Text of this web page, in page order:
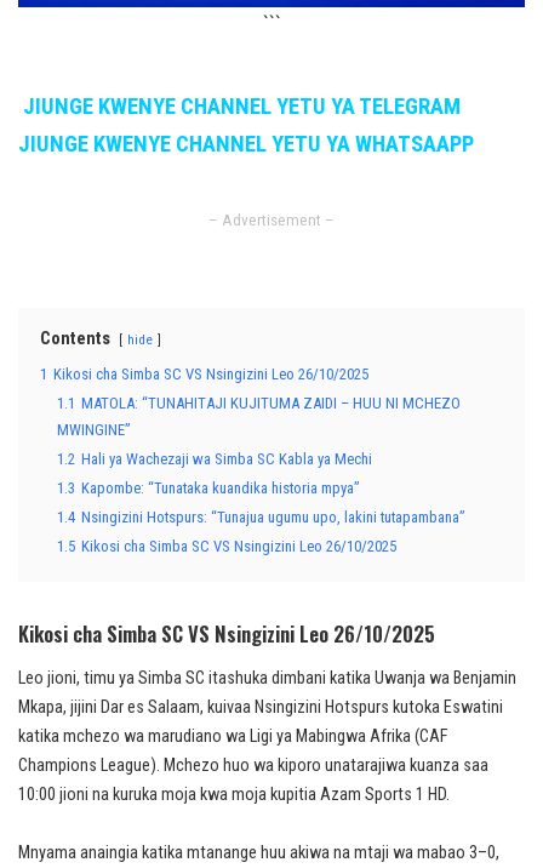
```
JIUNGE KWENYE CHANNEL YETU YA TELEGRAM
JIUNGE KWENYE CHANNEL YETU YA WHATSAAPP
– Advertisement –
Contents hide
1 Kikosi cha Simba SC VS Nsingizini Leo 26/10/2025
1.1 MATOLA: “TUNAHITAJI KUJITUMA ZAIDI – HUU NI MCHEZO
MWINGINE”
1.2 Hali ya Wachezaji wa Simba SC Kabla ya Mechi
1.3 Kapombe: “Tunataka kuandika historia mpya”
1.4 Nsingizini Hotspurs: “Tunajua ugumu upo, lakini tutapambana”
1.5 Kikosi cha Simba SC VS Nsingizini Leo 26/10/2025
Kikosi cha Simba SC VS Nsingizini Leo 26/10/2025
Leo jioni, timu ya Simba SC itashuka dimbani katika Uwanja wa Benjamin
Mkapa, jijini Dar es Salaam, kuivaa Nsingizini Hotspurs kutoka Eswatini
katika mchezo wa marudiano wa Ligi ya Mabingwa Afrika (CAF
Champions League). Mchezo huo wa kiporo unatarajiwa kuanza saa
10:00 jioni na kuruka moja kwa moja kupitia Azam Sports 1 HD.
Mnyama anaingia katika mtanange huu akiwa na mtaji wa mabao 3–0,